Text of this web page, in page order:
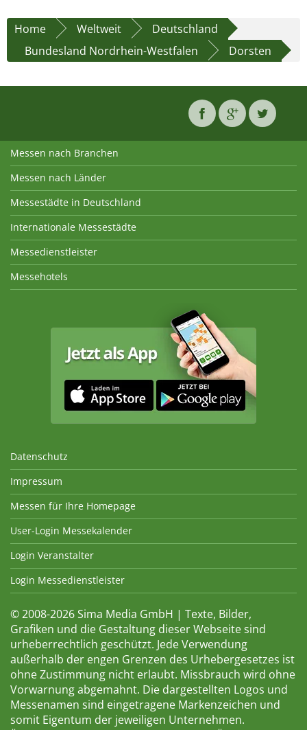
Home Weltweit
Deutschland
Bundesland Nordrhein-Westfalen
Dorsten
Messen nach Branchen
Messen nach Länder
Messestädte in Deutschland
Internationale Messestädte
Messedienstleister
Messehotels
Datenschutz
Impressum
Messen für Ihre Homepage
User-Login Messekalender
Login Veranstalter
Login Messedienstleister
© 2008-2026 Sima Media GmbH | Texte, Bilder,
Grafiken und die Gestaltung dieser Webseite sind
urheberrechtlich geschützt. Jede Verwendung
außerhalb der engen Grenzen des Urhebergesetzes ist
ohne Zustimmung nicht erlaubt. Missbrauch wird ohne
Vorwarnung abgemahnt. Die dargestellten Logos und
Messenamen sind eingetragene Markenzeichen und
somit Eigentum der jeweiligen Unternehmen.